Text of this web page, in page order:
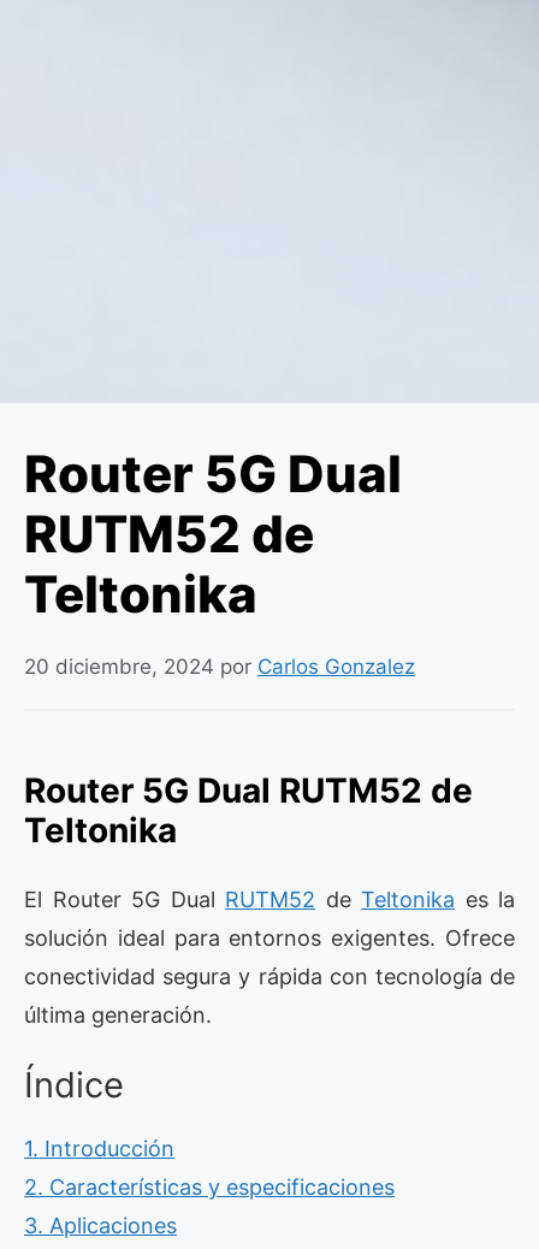
Router 5G Dual
RUTM52 de
Teltonika
20 diciembre, 2024 por Carlos Gonzalez
Router 5G Dual RUTM52 de
Teltonika
El Router 5G Dual RUTM52 de Teltonika es la
solución ideal para entornos exigentes. Ofrece
conectividad segura y rápida con tecnología de
última generación.
Índice
1. Introducción
2. Características y especificaciones
3. Aplicaciones